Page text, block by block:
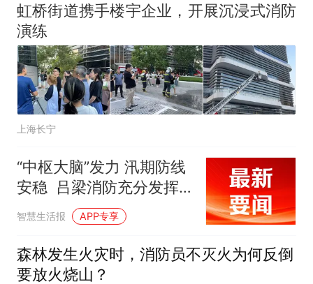
虹桥街道携手楼宇企业，开展沉浸式消防
演练
上海长宁
“中枢大脑”发力 汛期防线
安稳 吕梁消防充分发挥
消防指挥中心职能
智慧生活报 APP专享
森林发生火灾时，消防员不灭火为何反倒
要放火烧山？